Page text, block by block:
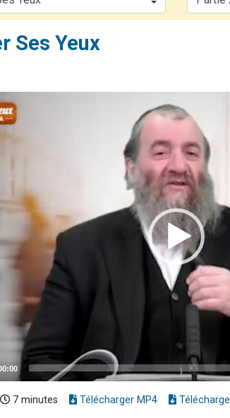
Ses Yeux
7 minutes Télécharger MP4